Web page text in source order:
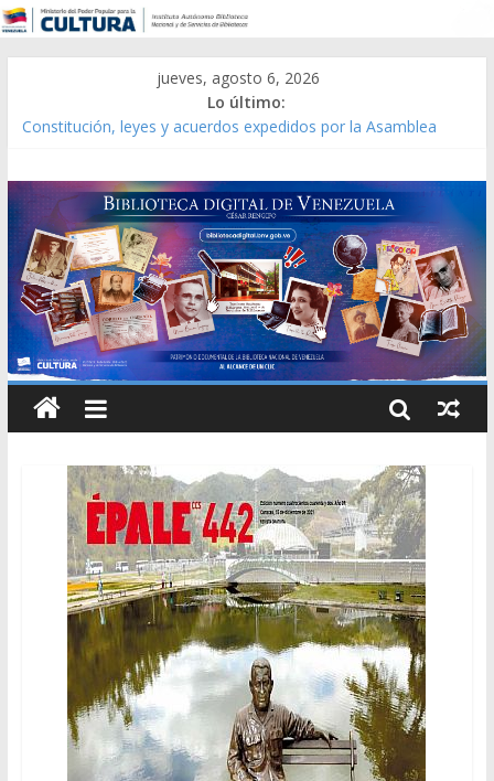
jueves, agosto 6, 2026
Lo último:
Constitución, leyes y acuerdos expedidos por la Asamblea
Modesta Bor Sánchez [material gráfico]
Gaceta Oficial de la República de Venezuela año CXXXIII Mes V,
Caracas 09 de marzo de 2006 N° 38.394
Catálogo temático de obras de Modesta Bor